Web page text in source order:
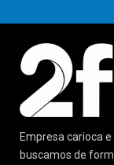
Empresa carioca
buscamos de